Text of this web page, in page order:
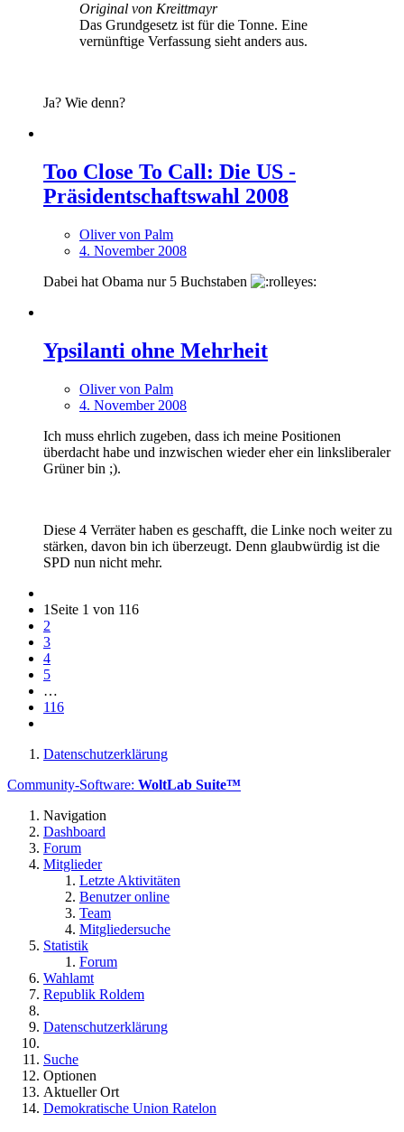
Original von Kreittmayr
Das Grundgesetz ist für die Tonne. Eine
vernünftige Verfassung sieht anders aus.
Ja? Wie denn?
Too Close To Call: Die US -
Präsidentschaftswahl 2008
Oliver von Palm
4. November 2008
Dabei hat Obama nur 5 Buchstaben
Ypsilanti ohne Mehrheit
Oliver von Palm
4. November 2008
Ich muss ehrlich zugeben, dass ich meine Positionen
überdacht habe und inzwischen wieder eher ein linksliberaler
Grüner bin ;).
Diese 4 Verräter haben es geschafft, die Linke noch weiter zu
stärken, davon bin ich überzeugt. Denn glaubwürdig ist die
SPD nun nicht mehr.
1 Seite 1 von 116
2
3
4
5
…
116
Datenschutzerklärung
Community-Software: WoltLab Suite™
Navigation
Dashboard
Forum
Mitglieder
Letzte Aktivitäten
Benutzer online
Team
Mitgliedersuche
Statistik
Forum
Wahlamt
Republik Roldem
Datenschutzerklärung
Suche
Optionen
Aktueller Ort
Demokratische Union Ratelon